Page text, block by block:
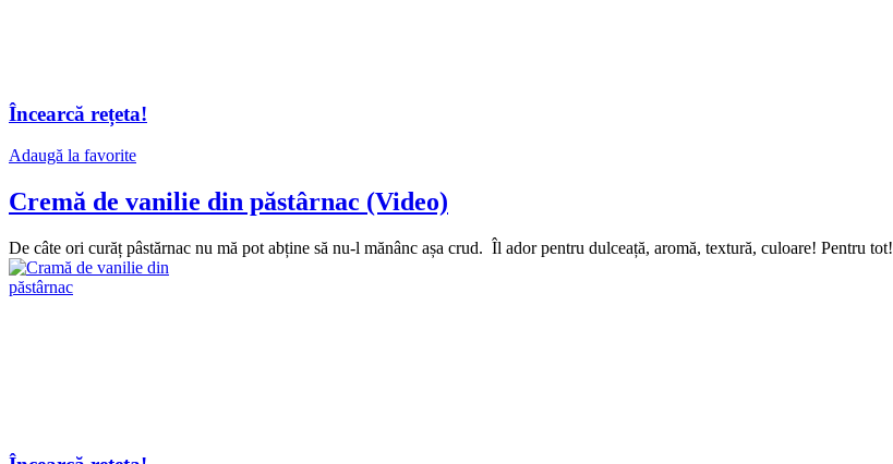
Încearcă rețeta!
Adaugă la favorite
Cremă de vanilie din păstârnac (Video)
De câte ori curăț pâstărnac nu mă pot abține să nu-l mănânc așa crud. Îl ador pentru dulceață, aromă, textură, culoare! Pentru tot!